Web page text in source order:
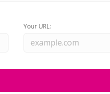
Your URL: